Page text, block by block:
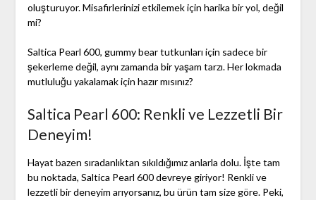
oluşturuyor. Misafirlerinizi etkilemek için harika bir yol, değil
mi?
Saltica Pearl 600, gummy bear tutkunları için sadece bir
şekerleme değil, aynı zamanda bir yaşam tarzı. Her lokmada
mutluluğu yakalamak için hazır mısınız?
Saltica Pearl 600: Renkli ve Lezzetli Bir
Deneyim!
Hayat bazen sıradanlıktan sıkıldığımız anlarla dolu. İşte tam
bu noktada, Saltica Pearl 600 devreye giriyor! Renkli ve
lezzetli bir deneyim arıyorsanız, bu ürün tam size göre. Peki,